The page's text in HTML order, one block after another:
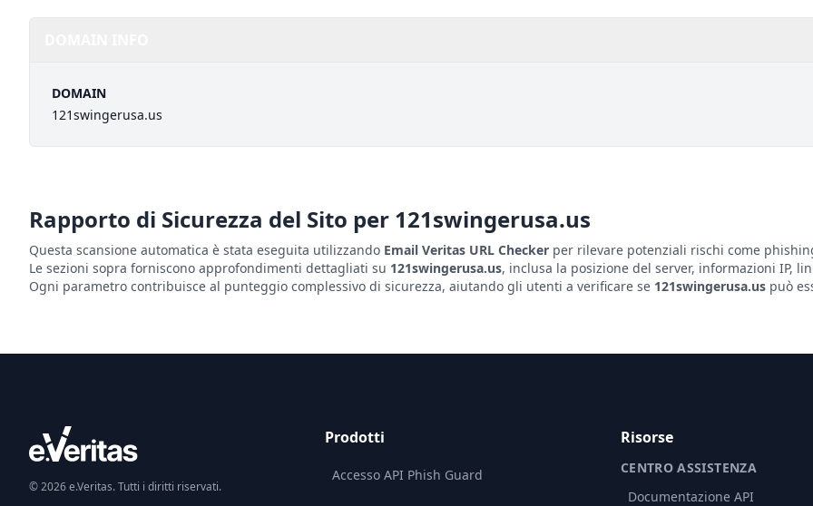
DOMAIN
121swingerusa.us
Rapporto di Sicurezza del Sito per 121swingerusa.us
Questa scansione automatica è stata eseguita utilizzando Email Veritas URL Checker per rilevare potenziali rischi come
Le sezioni sopra forniscono approfondimenti dettagliati su 121swingerusa.us, inclusa la posizione del server, informazioni IP,
Ogni parametro contribuisce al punteggio complessivo di sicurezza, aiutando gli utenti a verificare se 121swingerusa.us può
© 2026 e.Veritas. Tutti i diritti riservati.
Prodotti
Accesso API Phish Guard
Risorse
CENTRO ASSISTENZA
Documentazione API